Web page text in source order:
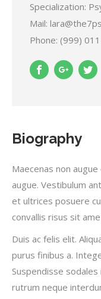
Specialization:
Mail:
Phone: (999)
Biography
Maecenas non
augue. Vestibulum
et ultrices posuere
convallis risus sit
Duis ac felis elit.
purus finibus a.
Suspendisse
rutrum neque